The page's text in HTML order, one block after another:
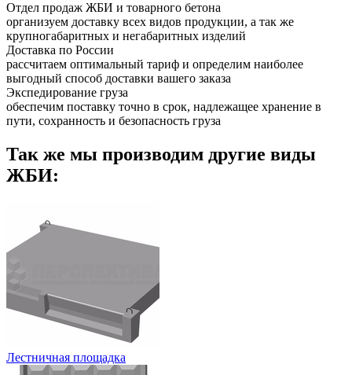
Отдел продаж ЖБИ и товарного бетона
организуем доставку всех видов продукции, а так же
крупногабаритных и негабаритных изделий
Доставка по России
рассчитаем оптимальный тариф и определим наиболее
выгодный способ доставки вашего заказа
Экспедирование груза
обеспечим поставку точно в срок, надлежащее хранение в
пути, сохранность и безопасность груза
Так же мы производим другие виды
ЖБИ:
Лестничная площадка